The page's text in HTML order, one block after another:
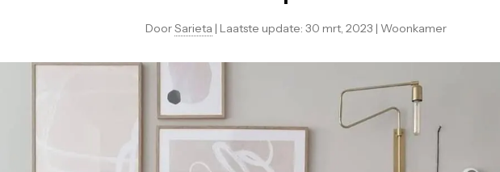
DoorSarieta | Laatste update: 30 mrt, 2023 | Woonkamer